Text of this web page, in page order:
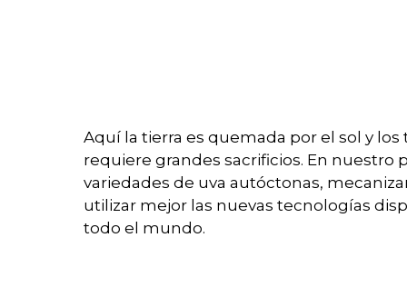
Aquí la tierra es quemada por el sol y
requiere grandes sacrificios. En
variedades de uva autóctonas,
utilizar mejor las nuevas tecnologías
todo el mundo.